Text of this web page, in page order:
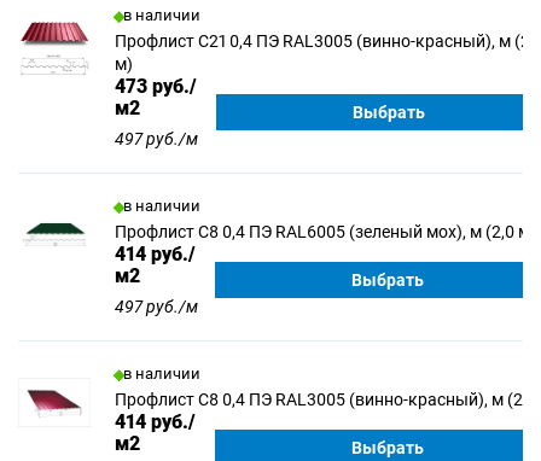
в наличии
Профлист С21 0,4 ПЭ RAL3005 (винно-красный), м
м)
473 руб./
м2
497 руб./м
Выбрать
в наличии
Профлист С8 0,4 ПЭ RAL6005 (зеленый мох), м (2,0 м)
414 руб./
м2
497 руб./м
Выбрать
в наличии
Профлист С8 0,4 ПЭ RAL3005 (винно-красный), м (2,0
414 руб./
м2
Выбрать